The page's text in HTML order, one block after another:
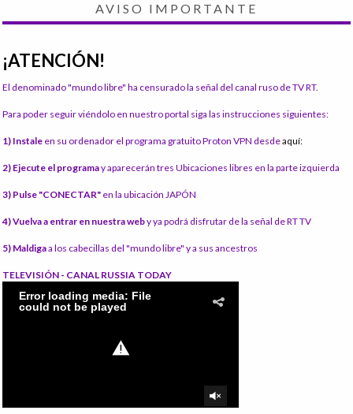
AVISO IMPORTANTE
¡ATENCIÓN!
El denominado "mundo libre" ha censurado la señal del canal ruso de TV RT.
Para poder seguir viéndolo en nuestro portal siga las instrucciones siguientes:
1) Instale en su ordenador el programa gratuito Proton VPN desdeaquí:
2) Ejecute el programay aparecerán tres Ubicaciones libres en la parte izquierda
3) Pulse "CONECTAR" en la ubicación JAPÓN
4) Vuelva a entrar en nuestra weby ya podrá disfrutar de la señal de RT TV
5) Maldigaa los cabecillas del "mundo libre" y a sus ancestros
TELEVISIÓN - CANAL RUSSIA TODAY